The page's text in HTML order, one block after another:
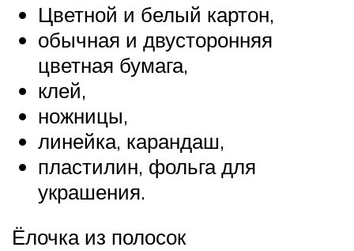
Цветной и белый картон,
обычная и двусторонняя
цветная бумага,
клей,
ножницы,
линейка, карандаш,
пластилин, фольга для
украшения.
Ёлочка из полосок